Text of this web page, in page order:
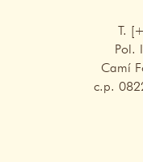
T.
Pol.
Camí
c.p.